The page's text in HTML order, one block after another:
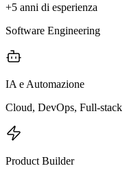
+5 anni di esperienza
Software Engineering
IA e Automazione
Cloud, DevOps, Full-stack
Product Builder